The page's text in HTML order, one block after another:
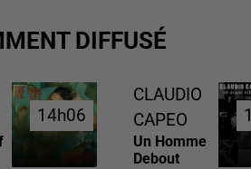
DIFFUSÉ
14h06
14h06
CLAUDIO
CAPEO
Un Homme
Debout